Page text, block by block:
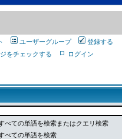
ユーザーグループ
登録する
をチェックする ログイン
べての単語を検索またはクエリ検索
べての単語を検索